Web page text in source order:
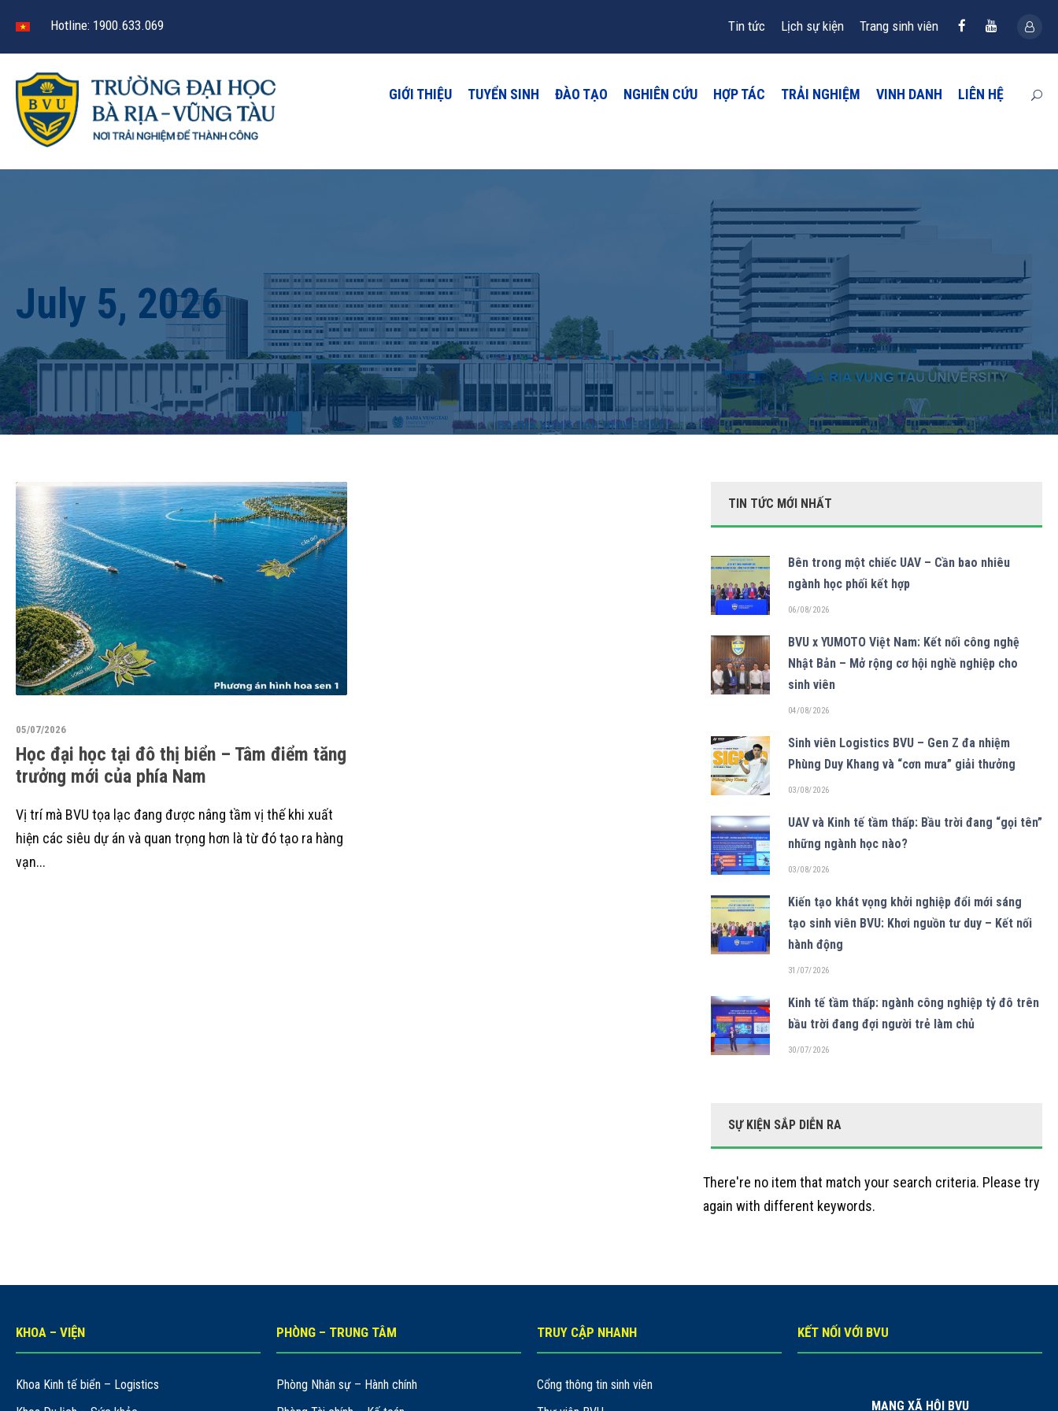
Hotline: 1900.633.069 Tin tức Lịch sự kiện Trang sinh viên
GIỚI THIỆU TUYỂN SINH ĐÀO TẠO NGHIÊN CỨU HỢP TÁC TRẢI NGHIỆM VINH DANH LIÊN HỆ
July 5, 2026
05/07/2026
Học đại học tại đô thị biển – Tâm điểm tăng
trưởng mới của phía Nam
Vị trí mà BVU tọa lạc đang được nâng tầm vị thế khi xuất
hiện các siêu dự án và quan trọng hơn là từ đó tạo ra hàng
vạn...
TIN TỨC MỚI NHẤT
Bên trong một chiếc UAV – Cần bao nhiêu
ngành học phối kết hợp
06/08/2026
BVU x YUMOTO Việt Nam: Kết nối công nghệ
Nhật Bản – Mở rộng cơ hội nghề nghiệp cho
sinh viên
04/08/2026
Sinh viên Logistics BVU – Gen Z đa nhiệm
Phùng Duy Khang và “cơn mưa” giải thưởng
03/08/2026
UAV và Kinh tế tầm thấp: Bầu trời đang “gọi tên”
những ngành học nào?
03/08/2026
Kiến tạo khát vọng khởi nghiệp đổi mới sáng
tạo sinh viên BVU: Khơi nguồn tư duy – Kết nối
hành động
31/07/2026
Kinh tế tầm thấp: ngành công nghiệp tỷ đô trên
bầu trời đang đợi người trẻ làm chủ
30/07/2026
SỰ KIỆN SẮP DIỄN RA
There're no item that match your search criteria. Please try
again with different keywords.
KHOA – VIỆN
Khoa Kinh tế biển – Logistics
PHÒNG – TRUNG TÂM
Phòng Nhân sự – Hành chính
TRUY CẬP NHANH
Cổng thông tin sinh viên
KẾT NỐI VỚI BVU
MẠNG XÃ HỘI BVU